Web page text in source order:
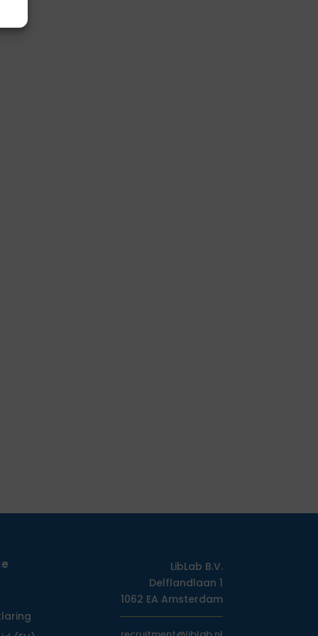
LibLab B.V.
Delflandlaan 1
1062 EA Amsterdam